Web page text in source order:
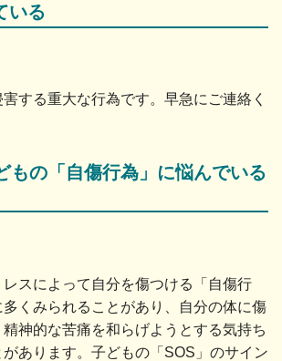
いる
する重大な行為です。早急にご連絡く
もの「自傷行為」に悩んでいる
スによって自分を傷つける「自傷行
くみられることがあり、自分の体に傷
神的な苦痛を和らげようとする気持ち
あります。子どもの「SOS」のサイン